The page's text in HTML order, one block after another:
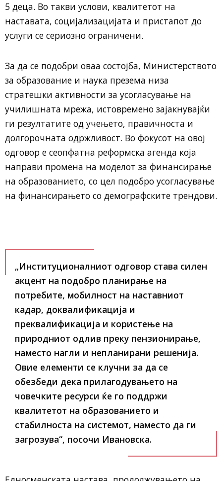
5 деца. Во такви услови, квалитетот на
наставата, социјализацијата и пристапот до
услуги се сериозно ограничени.
За да се подобри оваа состојба, Министерството
за образование и наука презема низа
стратешки активности за усогласување на
училишната мрежа, истовремено зајакнувајќи
ги резултатите од учењето, правичноста и
долгорочната одржливост. Во фокусот на овој
одговор е сеопфатна реформска агенда која
направи промена на моделот за финансирање
на образованието, со цел подобро усогласување
на финансирањето со демографските трендови.
„Институционалниот одговор става силен
акцент на подобро планирање на
потребите, мобилност на наставниот
кадар, доквалификација и
преквалификација и користење на
природниот одлив преку пензионирање,
наместо нагли и непланирани решенија.
Овие елементи се клучни за да се
обезбеди дека прилагодувањето на
човечките ресурси ќе го поддржи
квалитетот на образованието и
стабилноста на системот, наместо да ги
загрозува“, посочи Ивановска.